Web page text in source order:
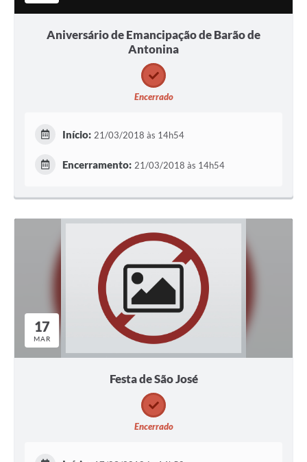
Aniversário de Emancipação de Barão de
Antonina
Encerrado
Início: 21/03/2018 às 14h54
Encerramento: 21/03/2018 às 14h54
17
MAR
Festa de São José
Encerrado